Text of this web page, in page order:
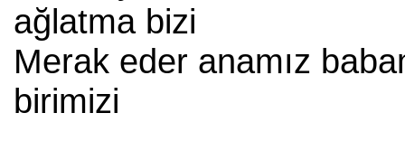
ağlatma bizi
Merak eder anamız
birimizi